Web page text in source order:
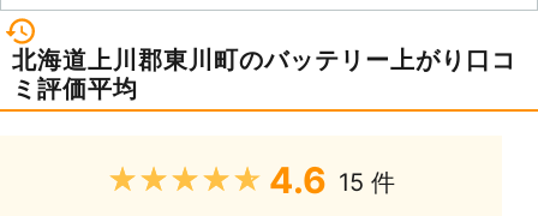
北海道上川郡東川町のバッテリー上がり口コ
ミ評価平均
★★★★★ 4.6 15 件